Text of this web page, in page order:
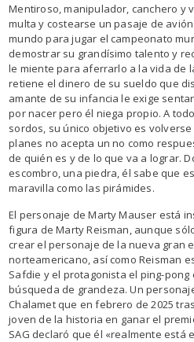
Mentiroso, manipulador, canchero y
multa y costearse un pasaje de
mundo para jugar el campeonato
demostrar su grandísimo talento y
le miente para aferrarlo a la vida de
retiene el dinero de su sueldo que
amante de su infancia le exige
por nacer pero él niega propio. A
sordos, su único objetivo es
planes no acepta un no como
de quién es y de lo que va a lograr.
escombro, una piedra, él sabe que
maravilla como las pirámides.
El personaje de Marty Mauser está
figura de Marty Reisman, aunque
crear el personaje de la nueva gran
norteamericano, así como Reisman
Safdie y el protagonista el ping-pong
búsqueda de grandeza. Un
Chalamet que en febrero de 2025
joven de la historia en ganar el
SAG declaró que él «realmente está